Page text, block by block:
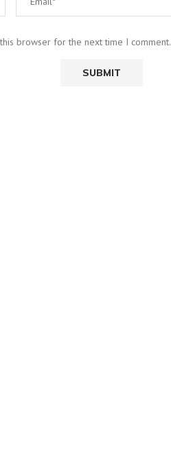
browser for the next time I comment.